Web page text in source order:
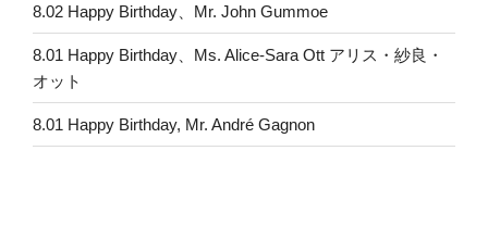
8.02 Happy Birthday、Mr. John Gummoe
8.01 Happy Birthday、Ms. Alice-Sara Ott アリス・紗良・
オット
8.01 Happy Birthday, Mr. André Gagnon